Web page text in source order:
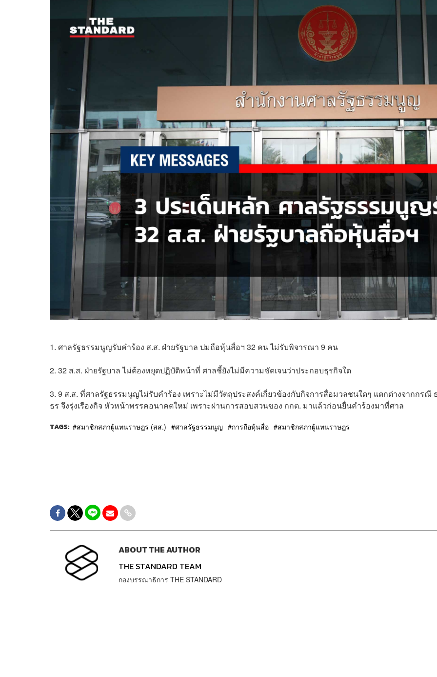
1. ศาลรัฐธรรมนูญรับคำร้อง ส.ส. ฝ่ายรัฐบาล ปมถือหุ้นสื่อฯ 32 คน ไม่รับพิจารณา 9 คน
2. 32 ส.ส. ฝ่ายรัฐบาล ไม่ต้องหยุดปฏิบัติหน้าที่ ศาลชี้ยังไม่มีความชัดเจนว่าประกอบธุรกิจใด
3. 9 ส.ส. ที่ศาลรัฐธรรมนูญไม่รับคำร้อง เพราะไม่มีวัตถุประสงค์เกี่ยวข้องกับกิจการสื่อมวลชนใดๆ แตกต่างจากกรณี
ธร จึงรุ่งเรืองกิจ หัวหน้าพรรคอนาคตใหม่ เพราะผ่านการสอบสวนของ กกต. มาแล้วก่อนยื่นคำร้องมาที่ศาล
TAGS: สมาชิกสภาผู้แทนราษฎร (สส.) ศาลรัฐธรรมนูญ การถือหุ้นสื่อ สมาชิกสภาผู้แทนราษฎร
ABOUT THE AUTHOR
THE STANDARD TEAM
กองบรรณาธิการ THE STANDARD